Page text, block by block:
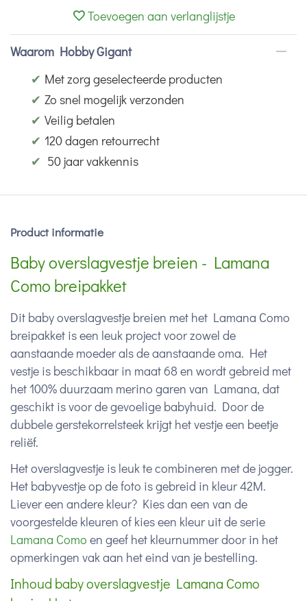
Toevoegen aan verlanglijstje
Waarom Hobby Gigant
✔ Met zorg geselecteerde producten
✔ Zo snel mogelijk verzonden
✔ Veilig betalen
✔ 120 dagen retourrecht
✔ 50 jaar vakkennis
Product informatie
Baby overslagvestje breien - Lamana
Como breipakket
Dit baby overslagvestje breien met het Lamana Como
breipakket is een leuk project voor zowel de
aanstaande moeder als de aanstaande oma. Het
vestje is beschikbaar in maat 68 en wordt gebreid met
het 100% duurzaam merino garen van Lamana, dat
geschikt is voor de gevoelige babyhuid. Door de
dubbele gerstekorrelsteek krijgt het vestje een beetje
reliëf.
Het overslagvestje is leuk te combineren met de jogger.
Het babyvestje op de foto is gebreid in kleur 42M.
Liever een andere kleur? Kies dan een van de
voorgestelde kleuren of kies een kleur uit de serie
Lamana Como en geef het kleurnummer door in het
opmerkingen vak aan het eind van je bestelling.
Inhoud baby overslagvestje Lamana Como